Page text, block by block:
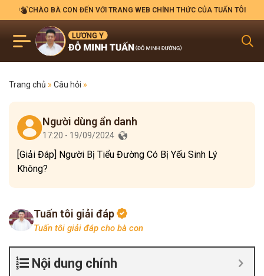
CHÀO BÀ CON ĐẾN VỚI TRANG WEB CHÍNH THỨC CỦA TUẤN TÔI
Trang chủ » Câu hỏi »
Người dùng ẩn danh
17:20 - 19/09/2024
[Giải Đáp] Người Bị Tiểu Đường Có Bị Yếu Sinh Lý
Không?
Tuấn tôi giải đáp
Tuấn tôi giải đáp cho bà con
Nội dung chính